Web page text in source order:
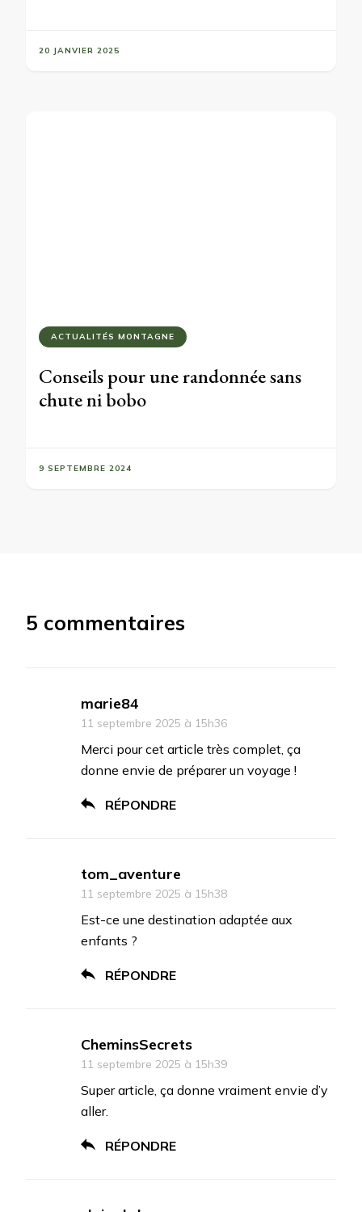
20 JANVIER 2025
ACTUALITÉS MONTAGNE
Conseils pour une randonnée sans
chute ni bobo
9 SEPTEMBRE 2024
5 commentaires
marie84
11 septembre 2025 à 15h36
Merci pour cet article très complet, ça
donne envie de préparer un voyage !
RÉPONDRE
tom_aventure
11 septembre 2025 à 15h38
Est-ce une destination adaptée aux
enfants ?
RÉPONDRE
CheminsSecrets
11 septembre 2025 à 15h39
Super article, ça donne vraiment envie d’y
aller.
RÉPONDRE